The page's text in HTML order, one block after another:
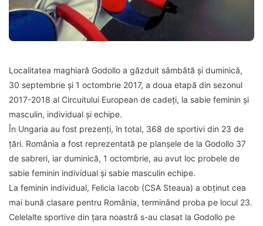
Localitatea maghiară Godollo a găzduit sâmbătă și duminică,
30 septembrie și 1 octombrie 2017, a doua etapă din sezonul
2017-2018 al Circuitului European de cadeți, la sabie feminin și
masculin, individual și echipe.
În Ungaria au fost prezenți, în total, 368 de sportivi din 23 de
țări. România a fost reprezentată pe planșele de la Godollo 37
de sabreri, iar duminică, 1 octombrie, au avut loc probele de
sabie feminin individual și sabie masculin echipe.
La feminin individual, Felicia Iacob (CSA Steaua) a obținut cea
mai bună clasare pentru România, terminând proba pe locul 23.
Celelalte sportive din țara noastră s-au clasat la Godollo pe